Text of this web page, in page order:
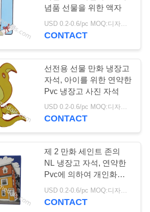
동전
60
체인
념품 선물을 위한 액자
USD 0.2-0.6/pc MOQ:디자인 당 100 PC
CONTACT
선전용 선물 만화 냉장고
자석, 아이를 위한 연약한
Pvc 냉장고 사진 자석
USD 0.2-0.6/pc MOQ:디자인 당 100 PC
CONTACT
제 2 만화 세인트 존의
NL 냉장고 자석, 연약한
Pvc에 의하여 개인화되
는 냉장고 자석
CONTACT